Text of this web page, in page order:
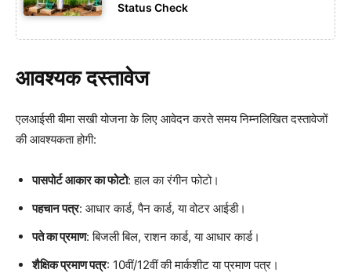
Status Check
आवश्यक दस्तावेज
एलआईसी बीमा सखी योजना के लिए आवेदन करते समय निम्नलिखित दस्तावेजों
की आवश्यकता होगी:
पासपोर्ट आकार का फोटो: हाल का रंगीन फोटो।
पहचान पत्र: आधार कार्ड, पैन कार्ड, या वोटर आईडी।
पते का प्रमाण: बिजली बिल, राशन कार्ड, या आधार कार्ड।
शैक्षिक प्रमाण पत्र: 10वीं/12वीं की मार्कशीट या प्रमाण पत्र।